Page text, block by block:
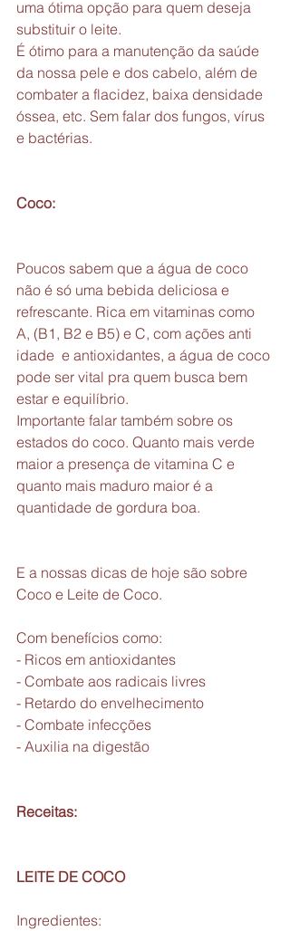
uma ótima opção para quem deseja
substituir o leite.
É ótimo para a manutenção da saúde
da nossa pele e dos cabelo, além de
combater a flacidez, baixa densidade
óssea, etc. Sem falar dos fungos, vírus
e bactérias.
Coco:
Poucos sabem que a água de coco
não é só uma bebida deliciosa e
refrescante. Rica em vitaminas como
A, (B1, B2 e B5) e C, com ações anti
idade  e antioxidantes, a água de coco
pode ser vital pra quem busca bem
estar e equilíbrio.
Importante falar também sobre os
estados do coco. Quanto mais verde
maior a presença de vitamina C e
quanto mais maduro maior é a
quantidade de gordura boa.
E a nossas dicas de hoje são sobre
Coco e Leite de Coco.
Com benefícios como:
- Ricos em antioxidantes
- Combate aos radicais livres
- Retardo do envelhecimento
- Combate infecções
- Auxilia na digestão
Receitas:
LEITE DE COCO
Ingredientes: